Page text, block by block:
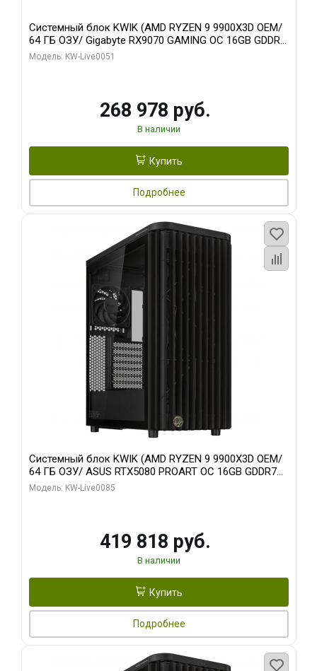
Системный блок KWIK (AMD RYZEN 9 9900X3D OEM/
64 ГБ ОЗУ/ Gigabyte RX9070 GAMING OC 16GB GDDR6
256bit 2xDP 2xH/ 960 ГБ SSD)
Модель: KW-Live0051
268 978 руб.
В наличии
Купить
Подробнее
Системный блок KWIK (AMD RYZEN 9 9900X3D OEM/
64 ГБ ОЗУ/ ASUS RTX5080 PROART OC 16GB GDDR7
256bit Type-C DP 2/ 960 ГБ SSD)
Модель: KW-Live0085
419 818 руб.
В наличии
Купить
Подробнее